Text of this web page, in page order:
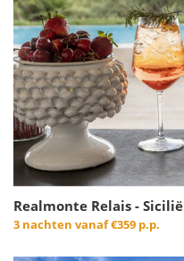
Realmonte Relais - Sicilië
3 nachten vanaf€359 p.p.